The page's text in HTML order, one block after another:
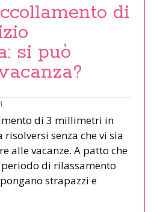
di
si può
di 3 millimetri in
risolversi senza che vi sia
alle vacanze. A patto che
periodo di rilassamento
strapazzi e